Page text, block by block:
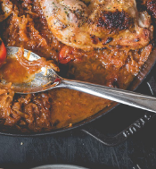
auf
Kartoffeln